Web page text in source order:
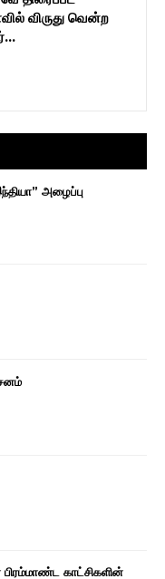
விருது வென்ற
அழைப்பு
பிரம்மாண்ட காட்சிகளின்